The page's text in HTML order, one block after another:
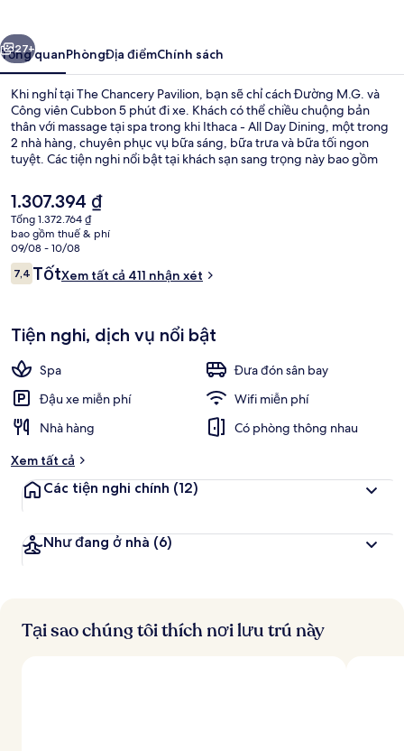
Tiếp
27+
Tổng quanPhòngĐịa điểmChính sách
Khi nghỉ tại The Chancery Pavilion, bạn sẽ chỉ cách Đường M.G. và
Công viên Cubbon 5 phút đi xe. Khách có thể chiều chuộng bản
thân với massage tại spa trong khi Ithaca - All Day Dining, một trong
2 nhà hàng, chuyên phục vụ bữa sáng, bữa trưa và bữa tối ngon
tuyệt. Các tiện nghi nổi bật tại khách sạn sang trọng này bao gồm
Giá
hiện
tại
là
1.307.394 ₫
1.307.394 ₫
Tổng 1.372.764 ₫
bao gồm thuế & phí
09/08 - 10/08
Nhận
xét
7,47,4 trên 10,
TốtXem tất cả 411 nhận xét
Tiện nghi, dịch vụ nổi bật
Spa
Đưa đón sân bay
Đậu xe miễn phí
Wifi miễn phí
Nhà hàng
Có phòng thông nhau
Xem tất cả
Các tiện nghi chính (12)
Như đang ở nhà (6)
Tại sao chúng tôi thích nơi lưu trú này